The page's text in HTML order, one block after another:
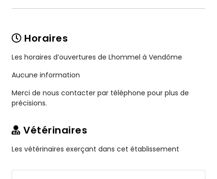
Horaires
Les horaires d’ouvertures de Lhommel à Vendôme
Aucune information
Merci de nous contacter par téléphone pour plus de
précisions.
Vétérinaires
Les vétérinaires exerçant dans cet établissement